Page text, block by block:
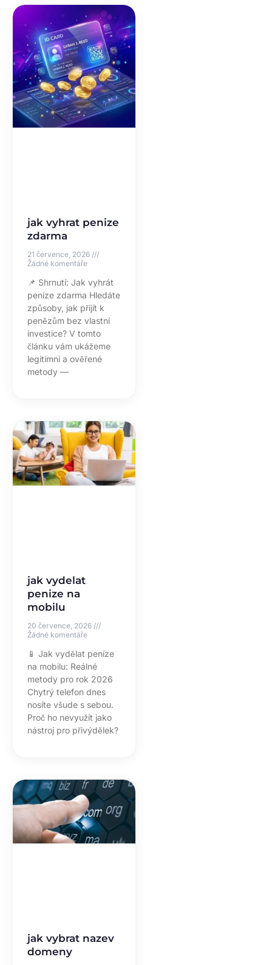
jak vyhrat penize
zdarma
21 července, 2026
Žádné komentáře
📌 Shrnutí: Jak vyhrát
peníze zdarma Hledáte
způsoby, jak přijít k
penězům bez vlastní
investice? V tomto
článku vám ukážeme
legitimní a ověřené
metody —
jak vydelat
penize na
mobilu
20 července, 2026
Žádné komentáře
📱 Jak vydělat peníze
na mobilu: Reálné
metody pro rok 2026
Chytrý telefon dnes
nosíte všude s sebou.
Proč ho nevyužít jako
nástroj pro přivýdělek?
jak vybrat nazev
domeny